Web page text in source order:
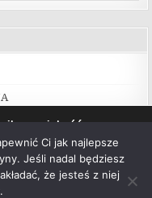
jakość
których
znajdziesz w
Ci jak najlepsze
Jeśli nadal będziesz
że jesteś z niej